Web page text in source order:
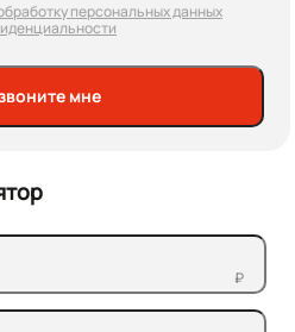
персональных данных
мне
₽